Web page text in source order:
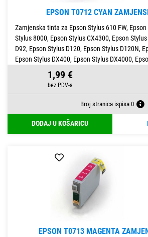
EPSON T0712 CYAN
Zamjenska tinta za Epson Stylus 610 FW,
Stylus 8000, Epson Stylus CX4300, Epson
D92, Epson Stylus D120, Epson Stylus D120N,
Epson Stylus DX400, Epson Stylus DX4000,
1,99 €
Broj stranica ispisa 0
DODAJ U KOŠARICU
EPSON T0713 MAGENTA